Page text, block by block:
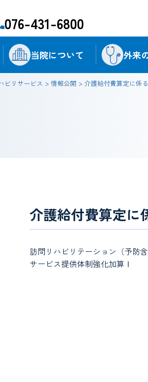
当院について 外来
076-431-6800
ビリサービス > 情報公開 > 介護給付費算定に係
介護給付費算定に
訪問リハビリテーション（予防含
サービス提供体制強化加算Ⅰ